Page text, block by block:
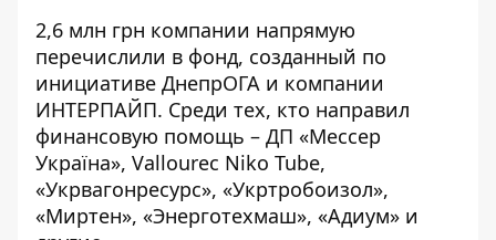
2,6 млн грн компании напрямую
перечислили в фонд, созданный по
инициативе ДнепрОГА и компании
ИНТЕРПАЙП. Среди тех, кто направил
финансовую помощь – ДП «Мессер
Україна», Vallourec Niko Tube,
«Укрвагонресурс», «Укртробоизол»,
«Миртен», «Энерготехмаш», «Адиум» и